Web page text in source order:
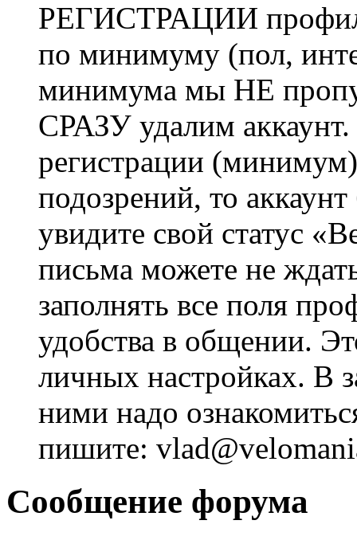
РЕГИСТРАЦИИ профиль
по минимуму (пол,
минимума мы НЕ
СРАЗУ удалим
регистрации
подозрений, то
увидите свой статус
письма можете не
заполнять все поля
удобства в общении.
личных настройках. В
ними надо
пишите:
Сообщение форума